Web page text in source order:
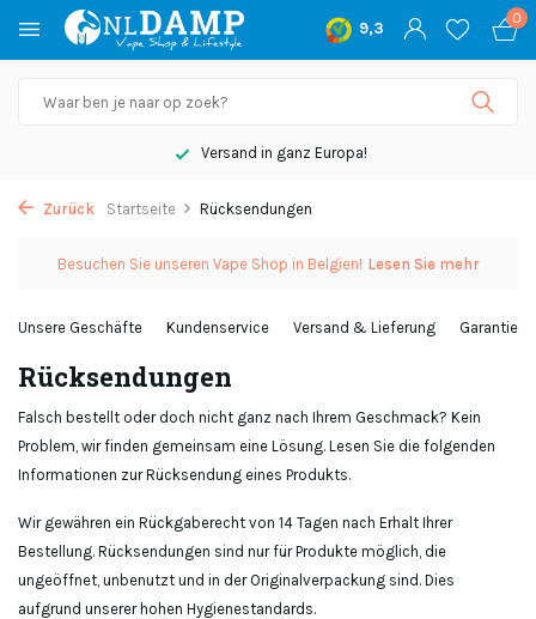
9,3
0
Versand in ganz Europa!
Zurück Startseite Rücksendungen
Besuchen Sie unseren Vape Shop in Belgien! Lesen Sie mehr
Unsere Geschäfte Kundenservice Versand & Lieferung Garantie
Rücksendungen
Falsch bestellt oder doch nicht ganz nach Ihrem Geschmack? Kein
Problem, wir finden gemeinsam eine Lösung. Lesen Sie die folgenden
Informationen zur Rücksendung eines Produkts.
Wir gewähren ein Rückgaberecht von 14 Tagen nach Erhalt Ihrer
Bestellung. Rücksendungen sind nur für Produkte möglich, die
ungeöffnet, unbenutzt und in der Originalverpackung sind. Dies
aufgrund unserer hohen Hygienestandards.